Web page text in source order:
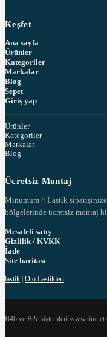
Keşfet
Ana sayfa
Ürünler
Kategoriler
Markalar
Blog
Sepet
Giriş yap
Ürünler
Kategoriler
Markalar
Blog
Ücretsiz Montaj
Minumum 4 Lastik siparişinize
bölgelerinde ücretsiz montaj
Mesafeli satış
Gizlilik / KVKK
İade
Site haritası
lastik Oto Lastikleri
B4b ve B2c sistemleri